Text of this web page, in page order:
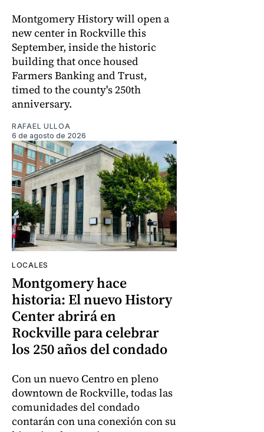
Montgomery History will open a
new center in Rockville this
September, inside the historic
building that once housed
Farmers Banking and Trust,
timed to the county's 250th
anniversary.
RAFAEL ULLOA
6 de agosto de 2026
LOCALES
Montgomery hace
historia: El nuevo History
Center abrirá en
Rockville para celebrar
los 250 años del condado
Con un nuevo Centro en pleno
downtown de Rockville, todas las
comunidades del condado
contarán con una conexión con su